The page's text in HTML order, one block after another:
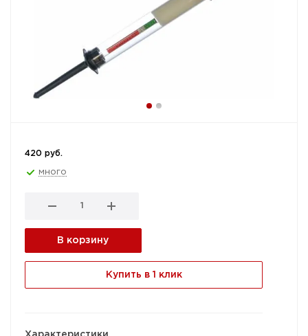
420 руб.
много
В корзину
Купить в 1 клик